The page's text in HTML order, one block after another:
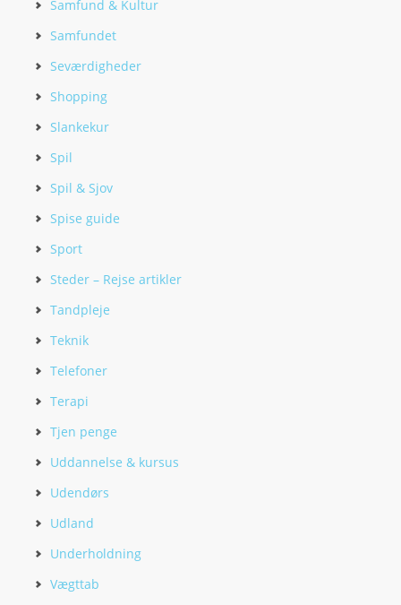
Samfund & Kultur
Samfundet
Seværdigheder
Shopping
Slankekur
Spil
Spil & Sjov
Spise guide
Sport
Steder – Rejse artikler
Tandpleje
Teknik
Telefoner
Terapi
Tjen penge
Uddannelse & kursus
Udendørs
Udland
Underholdning
Vægttab